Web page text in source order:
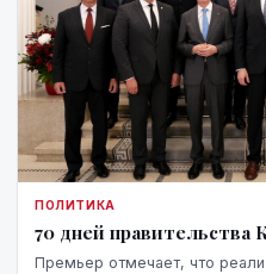
ПОЛИТИКА
70 дней правительства
Премьер отмечает, что